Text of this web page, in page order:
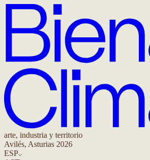
arte, industria y territorio
Avilés, Asturias 2026
ESP